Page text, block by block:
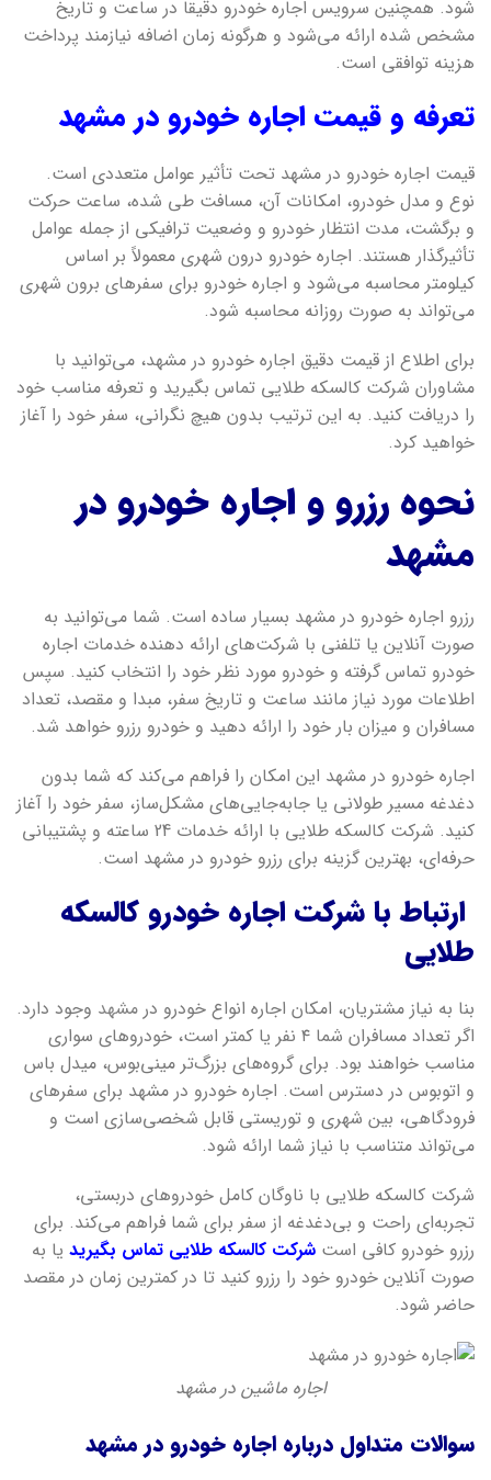
شود. همچنین سرویس اجاره خودرو دقیقاً در ساعت و تاریخ
مشخص شده ارائه می‌شود و هرگونه زمان اضافه نیازمند پرداخت
هزینه توافقی است.
تعرفه و قیمت اجاره خودرو در مشهد
قیمت اجاره خودرو در مشهد تحت تأثیر عوامل متعددی است.
نوع و مدل خودرو، امکانات آن، مسافت طی شده، ساعت حرکت
و برگشت، مدت انتظار خودرو و وضعیت ترافیکی از جمله عوامل
تأثیرگذار هستند. اجاره خودرو درون شهری معمولاً بر اساس
کیلومتر محاسبه می‌شود و اجاره خودرو برای سفرهای برون شهری
می‌تواند به صورت روزانه محاسبه شود.
برای اطلاع از قیمت دقیق اجاره خودرو در مشهد، می‌توانید با
مشاوران شرکت کالسکه طلایی تماس بگیرید و تعرفه مناسب خود
را دریافت کنید. به این ترتیب بدون هیچ نگرانی، سفر خود را آغاز
خواهید کرد.
نحوه رزرو و اجاره خودرو در
مشهد
رزرو اجاره خودرو در مشهد بسیار ساده است. شما می‌توانید به
صورت آنلاین یا تلفنی با شرکت‌های ارائه دهنده خدمات اجاره
خودرو تماس گرفته و خودرو مورد نظر خود را انتخاب کنید. سپس
اطلاعات مورد نیاز مانند ساعت و تاریخ سفر، مبدا و مقصد، تعداد
مسافران و میزان بار خود را ارائه دهید و خودرو رزرو خواهد شد.
اجاره خودرو در مشهد این امکان را فراهم می‌کند که شما بدون
دغدغه مسیر طولانی یا جابه‌جایی‌های مشکل‌ساز، سفر خود را آغاز
کنید. شرکت کالسکه طلایی با ارائه خدمات 24 ساعته و پشتیبانی
حرفه‌ای، بهترین گزینه برای رزرو خودرو در مشهد است.
ارتباط با شرکت اجاره خودرو کالسکه
طلایی
بنا به نیاز مشتریان، امکان اجاره انواع خودرو در مشهد وجود دارد.
اگر تعداد مسافران شما ۴ نفر یا کمتر است، خودروهای سواری
مناسب خواهند بود. برای گروه‌های بزرگ‌تر مینی‌بوس، میدل باس
و اتوبوس در دسترس است. اجاره خودرو در مشهد برای سفرهای
فرودگاهی، بین شهری و توریستی قابل شخصی‌سازی است و
می‌تواند متناسب با نیاز شما ارائه شود.
شرکت کالسکه طلایی با ناوگان کامل خودروهای دربستی،
تجربه‌ای راحت و بی‌دغدغه از سفر برای شما فراهم می‌کند. برای
رزرو خودرو کافی است شرکت کالسکه طلایی تماس بگیرید یا به
صورت آنلاین خودرو خود را رزرو کنید تا در کمترین زمان در مقصد
حاضر شود.
اجاره ماشین در مشهد
سوالات متداول درباره اجاره خودرو در مشهد